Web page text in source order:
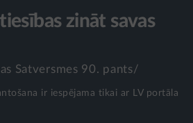
zināt savas
Satversmes 90. pants/
ir iespējama tikai ar LV portāla